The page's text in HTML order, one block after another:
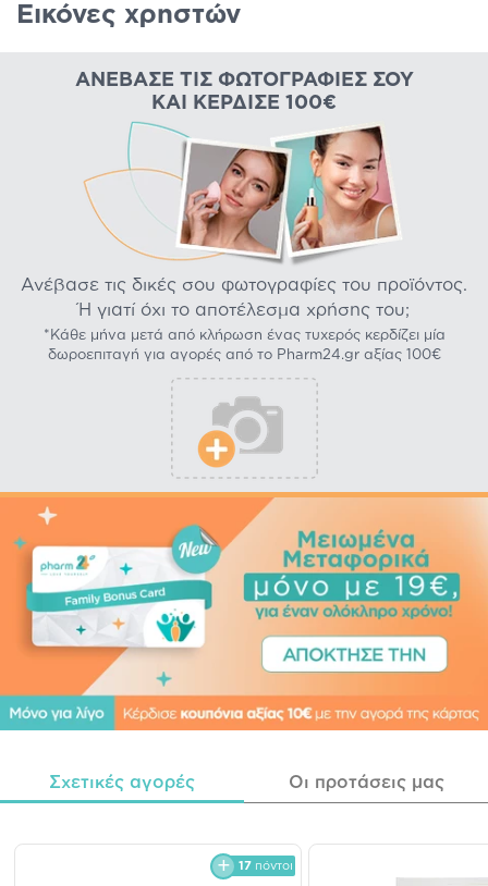
Εικόνες χρηστών
ΑΝΈΒΑΣΕ ΤΙΣ ΦΩΤΟΓΡΑΦΊΕΣ ΣΟΥ
ΚΑΙ ΚΈΡΔΙΣΕ 100€
Ανέβασε τις δικές σου φωτογραφίες του προϊόντος.
Ή γιατί όχι το αποτέλεσμα χρήσης του;
*Κάθε μήνα μετά από κλήρωση ένας τυχερός κερδίζει μία
δωροεπιταγή για αγορές από το Pharm24.gr αξίας 100€
Σχετικές αγορές Οι προτάσεις μας
17 πόντοι